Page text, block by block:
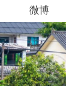
微博